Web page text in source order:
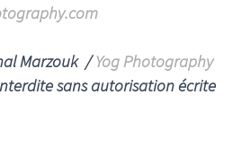
Marzouk /Yog Photography
sans autorisation écrite